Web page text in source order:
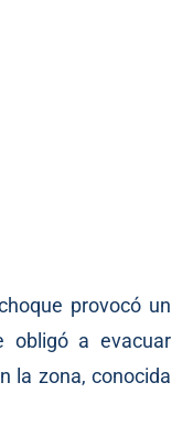
provocó un
obligó a evacuar
la zona, conocida